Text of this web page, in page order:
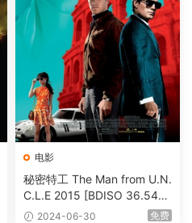
电影
秘密特工 The Man from U.N.
C.L.E 2015 [BDISO 36.54G
B] 2024-06-30 免费